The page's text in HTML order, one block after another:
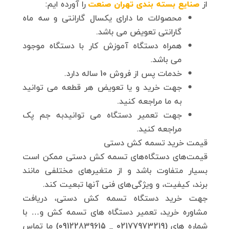
از صنایع بسته بندی تهران صنعترا آورده ایم:
محصولات ما دارای یکسال گارانتی و سه ماه
گارانتی تعویض می باشد.
همراه دستگاه آموزش کار با دستگاه موجود
می باشد.
خدمات پس از فروش 10 ساله دارد.
جهت خرید و یا تعویض هر قطعه می توانید
به ما مراجعه کنید.
جهت تعمیر دستگاه می توانیدبه جم پک
مراجعه کنید.
قیمت خرید تسمه کش دستی
قیمت‌های دستگاه‌های تسمه کش دستی ممکن است
بسیار متفاوت باشد و از متغیرهای مختلفی مانند
برند، کیفیت، و ویژگی‌های فنی آنها تبعیت کند.
جهت خرید دستگاه تسمه کش دستی، دریافت
مشاوره خرید، تعمیر دستگاه های تسمه کش و… با
شماره های (02177973219 _ 09122839615) ما تماس